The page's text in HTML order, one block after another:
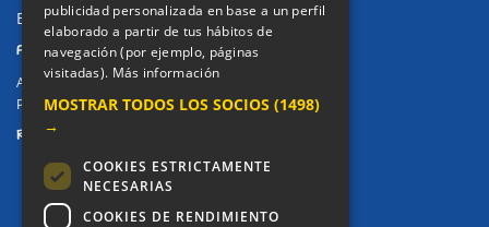
Buzón denuncia drogas CM
PRIVACIDAD
Aviso legal / Política de privacidad
Política de Cookies
REDES SOCIALES
publicidad personalizada en base a un perfil
elaborado a partir de tus hábitos de
navegación (por ejemplo, páginas
visitadas). Más información
MOSTRAR TODOS LOS SOCIOS (1498)
→
COOKIES ESTRICTAMENTE
NECESARIAS
COOKIES DE RENDIMIENTO